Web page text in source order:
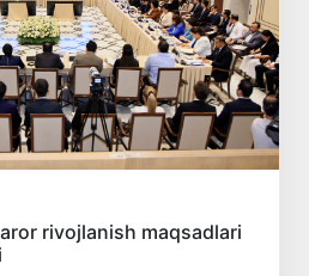
rivojlanish maqsadlari